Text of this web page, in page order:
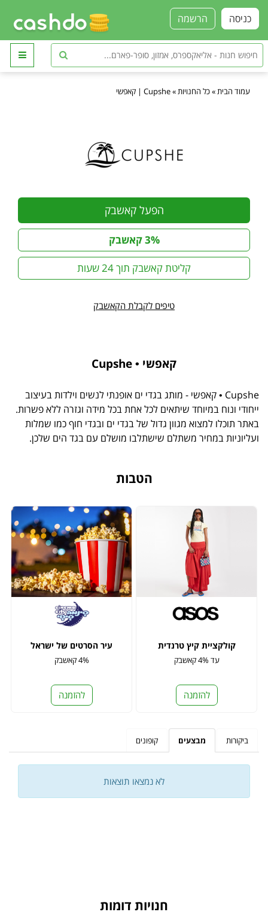
הרשמה כניסה
עמוד הבית »כל החנויות »Cupshe | קאפשי
הפעל קאשבק
3% קאשבק
קליטת קאשבק תוך 24 שעות
טיפים לקבלת הקאשבק
קאפשי • Cupshe
Cupshe • קאפשי - מותג בגדי ים אופנתי לנשים וילדות בעיצוב
ייחודי ונוח במיוחד שיתאים לכל אחת בכל מידה וגזרה ללא פשרות.
באתר תוכלו למצוא מגוון גדול של בגדי ים ובגדי חוף כמו שמלות
ועליוניות במחיר משתלם שישתלבו מושלם עם בגד הים שלכן.
הטבות
קולקציית קיץ טרנדית
עד 4% קאשבק
להזמנה
עיר הסרטים של ישראל
4% קאשבק
להזמנה
ביקורות מבצעים קופונים
לא נמצאו תוצאות
חנויות דומות